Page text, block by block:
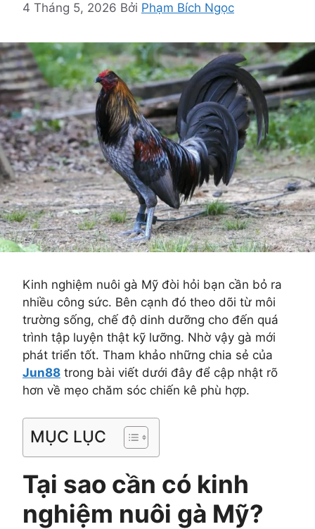
4 Tháng 5, 2026 Bởi Phạm Bích Ngọc
Kinh nghiệm nuôi gà Mỹ đòi hỏi bạn cần bỏ ra
nhiều công sức. Bên cạnh đó theo dõi từ môi
trường sống, chế độ dinh dưỡng cho đến quá
trình tập luyện thật kỹ lưỡng. Nhờ vậy gà mới
phát triển tốt. Tham khảo những chia sẻ của
Jun88 trong bài viết dưới đây để cập nhật rõ
hơn về mẹo chăm sóc chiến kê phù hợp.
MỤC LỤC
Tại sao cần có kinh
nghiệm nuôi gà Mỹ?